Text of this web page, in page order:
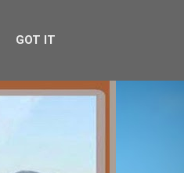
GOT IT